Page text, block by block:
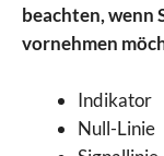
beachten, wenn
vornehmen
Indikator
Null-Linie